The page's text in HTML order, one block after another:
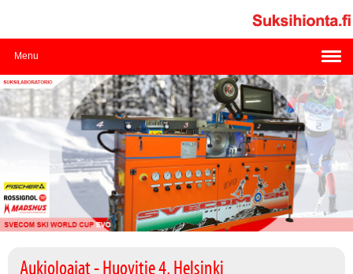
Menu
Aukioloajat - Huovitie 4, Helsinki